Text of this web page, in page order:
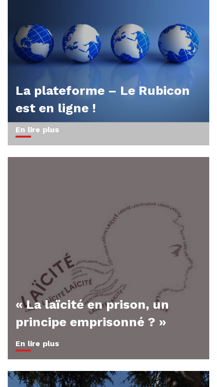
La plateforme – Le Rubicon
est en ligne !
En lire plus
« La laïcité en prison, un
principe emprisonné ? »
En lire plus